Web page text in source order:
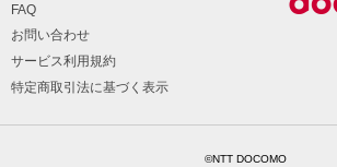
FAQ
お問い合わせ
サービス利用規約
特定商取引法に基づく表示
©NTT DOCOMO